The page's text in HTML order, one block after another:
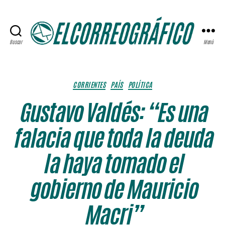
Buscar Menú
Categorías
CORRIENTES PAÍS POLÍTICA
Gustavo Valdés: “Es una
falacia que toda la deuda
la haya tomado el
gobierno de Mauricio
Macri”